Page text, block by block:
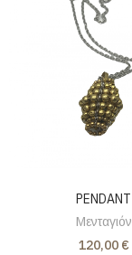
PENDANT
Μενταγιόν
120,00 €